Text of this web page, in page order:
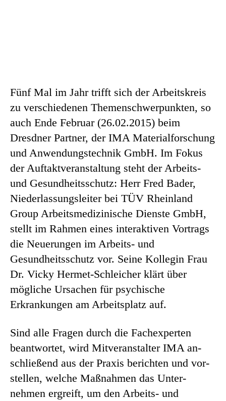
Fünf Mal im Jahr trifft sich der Arbeits­kreis
zu ver­schiedenen Themenschwer­punkten, so
auch Ende Februar (26.02.2015) beim
Dresdner Partner, der IMA Materialforschung
und Anwendungs­technik GmbH. Im Fokus
der Auftaktveranstaltung steht der Arbeits-
und Gesundheitsschutz: Herr Fred Bader,
Niederlassungsleiter bei TÜV Rheinland
Group Arbeitsmedizinische Dienste GmbH,
stellt im Rahmen eines interaktiven Vortrags
die Neuerungen im Arbeits- und
Gesundheitsschutz vor. Seine Kollegin Frau
Dr. Vicky Hermet-Schleicher klärt über
mögliche Ursachen für psychische
Erkrankungen am Arbeitsplatz auf.
Sind alle Fragen durch die Fachexperten
beantwortet, wird Mitveranstalter IMA an­
schließend aus der Praxis berichten und vor­
stellen, welche Maßnahmen das Unter­
nehmen ergreift, um den Arbeits- und